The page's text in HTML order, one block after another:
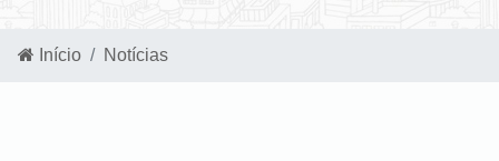
Início Notícias